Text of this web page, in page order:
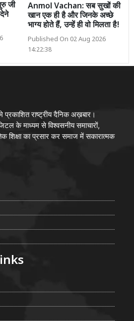
जी
Anmol Vachan: सब सुखों की
खान एक ही है और जिनके अच्छे
भाग्य होते हैं, उन्हें ही वो मिलता है!
Published On 02 Aug 2026
14:22:38
प्रकाशित राष्ट्रीय दैनिक अख़बार।
के माध्यम से विश्वसनीय समाचारों,
शिक्षा का प्रसार कर समाज में सकारात्मक